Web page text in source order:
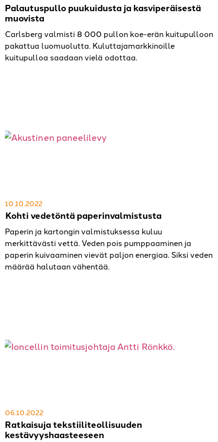
Palautuspullo puukuidusta ja kasviperäisestä
muovista
Carlsberg valmisti 8 000 pullon koe-erän kuitupulloon
pakattua luomuolutta. Kuluttajamarkkinoille
kuitupulloa saadaan vielä odottaa.
Kohti vedetöntä paperinvalmistusta
10.10.2022
Paperin ja kartongin valmistuksessa kuluu
merkittävästi vettä. Veden pois pumppaaminen ja
paperin kuivaaminen vievät paljon energiaa. Siksi veden
määrää halutaan vähentää.
Ratkaisuja tekstiiliteollisuuden
kestävyyshaasteeseen
06.10.2022